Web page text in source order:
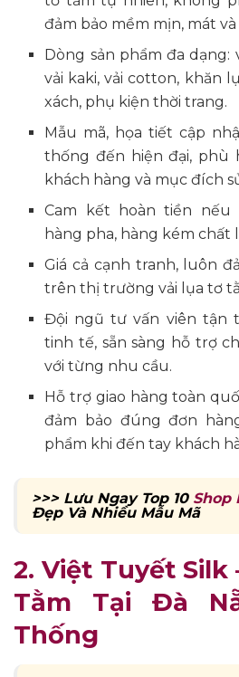
đảm bảo mềm mịn, mát
Dòng sản phẩm đa dạng:
vải kaki, vải cotton, khăn
xách, phụ kiện thời trang.
Mẫu mã, họa tiết cập
thống đến hiện đại, phù
khách hàng và mục đích
Cam kết hoàn tiền nếu
hàng pha, hàng kém chất
Giá cả cạnh tranh, luôn
trên thị trường vải lụa tơ
Đội ngũ tư vấn viên tận
tinh tế, sẵn sàng hỗ trợ
với từng nhu cầu.
Hỗ trợ giao hàng toàn
đảm bảo đúng đơn
phẩm khi đến tay khách
>>> Lưu Ngay Top 10 Shop
Đẹp Và Nhiều Mẫu Mã
2. Việt Tuyết Silk
Tằm Tại Đà
Thống